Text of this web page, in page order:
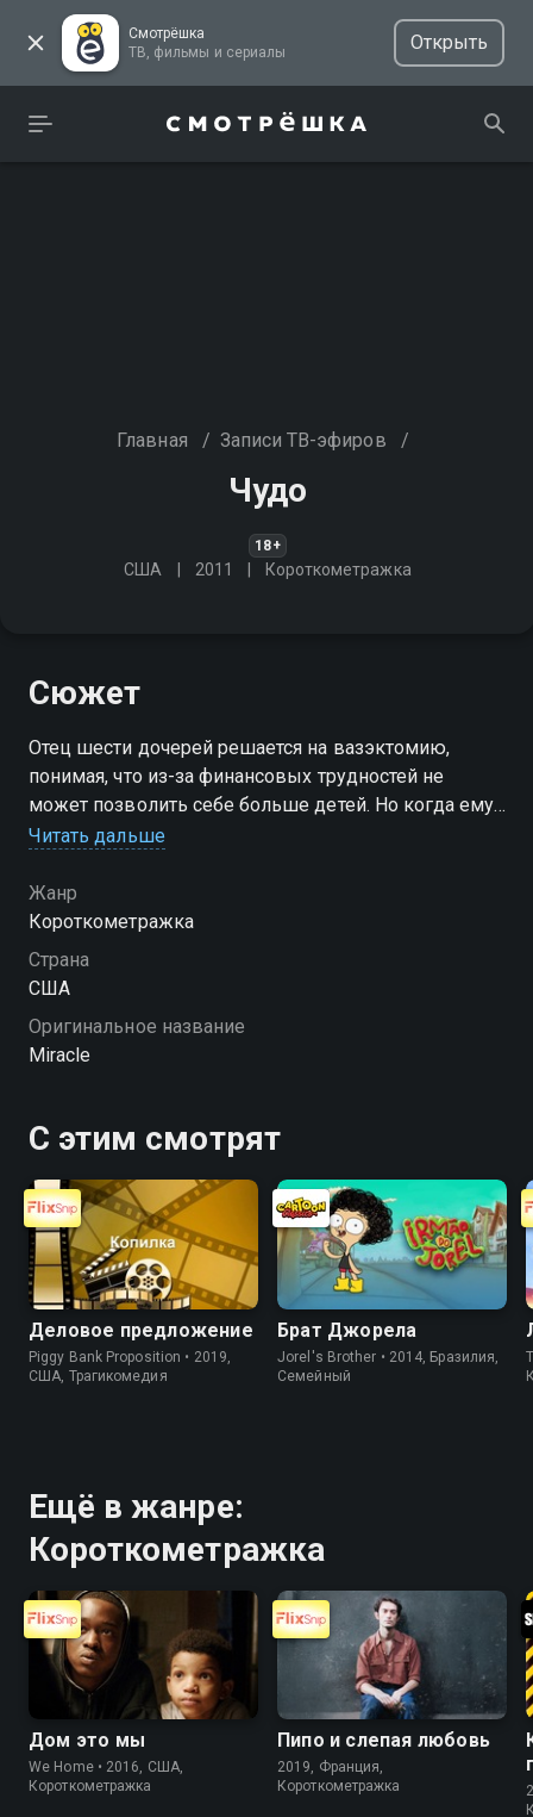
Смотрёшка
ТВ, фильмы и сериалы
Открыть
Главная / Записи ТВ-эфиров /
Чудо
18+
США 2011 Короткометражка
Сюжет
Отец шести дочерей решается на вазэктомию,
понимая, что из-за финансовых трудностей не
может позволить себе больше детей. Но когда ему
делают операцию, хирург зовёт коллег для осмотра
Читать дальше
Жанр
Короткометражка
Страна
США
Оригинальное название
Miracle
С этим смотрят
Деловое предложение
Piggy Bank Proposition • 2019,
США, Трагикомедия
Брат Джорела
Jorel's Brother • 2014, Бразилия,
Cемейный
Ещё в жанре:
Короткометражка
Дом это мы
We Home • 2016, США,
Короткометражка
Пипо и слепая любовь
2019, Франция,
Короткометражка